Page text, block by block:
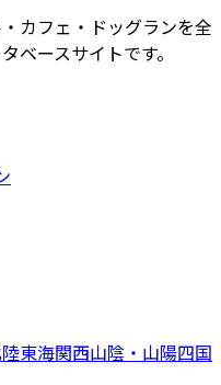
カフェ・ドッグランを全
ベースサイトです。
東海関西山陰・山陽四国